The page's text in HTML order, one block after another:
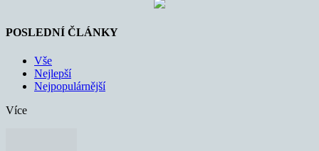
POSLEDNÍ ČLÁNKY
Vše
Nejlepší
Nejpopulárnější
Více